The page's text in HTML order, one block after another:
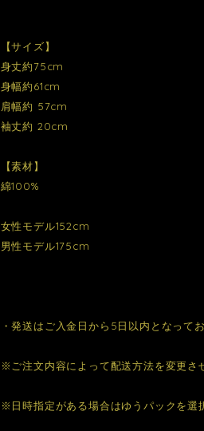
【サイズ】
身丈約75cm
身幅約61cm
肩幅約 57cm
袖丈約 20cm
【素材】
綿100%
女性モデル152cm
男性モデル175cm
・発送はご入金日から5日以内となってお
※ご注文内容によって配送方法を変更さ
※日時指定がある場合はゆうパックを選